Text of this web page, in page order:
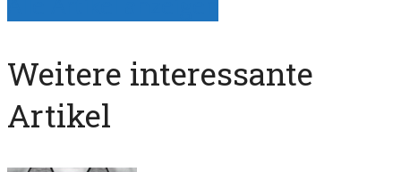
Weitere interessante
Artikel